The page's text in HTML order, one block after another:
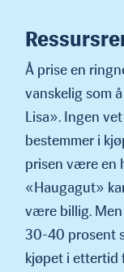
Å prise en
vanskelig som
Lisa». Ingen
bestemmer i
prisen være en
«Haugagut»
være billig.
30-40 prosent
kjøpet i ettertid